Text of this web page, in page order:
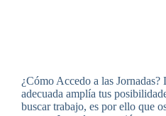
¿Cómo Accedo a las
adecuada amplía tus
buscar trabajo, es por ello que